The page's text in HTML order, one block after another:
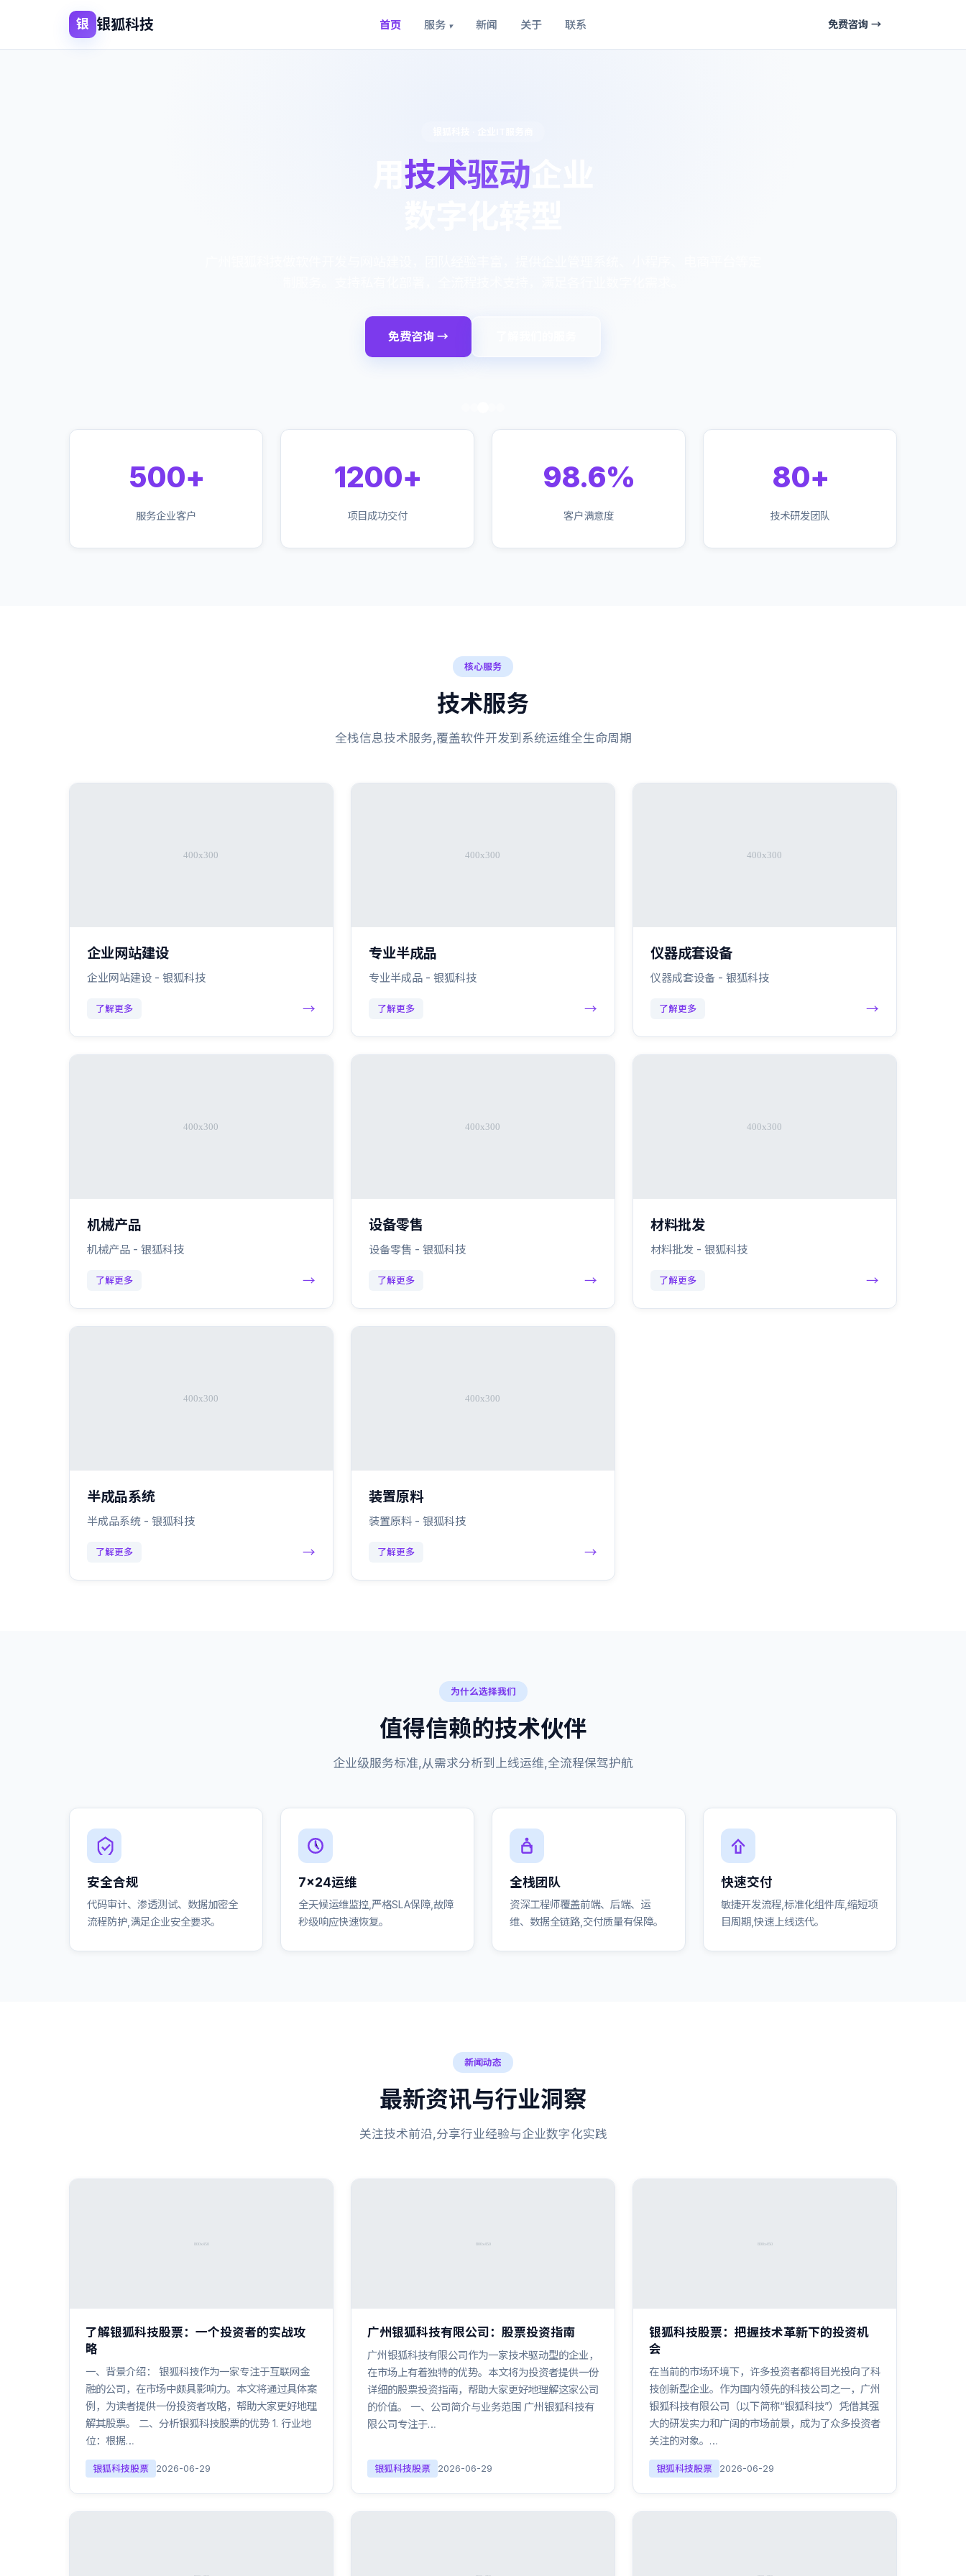
银 银狐科技 首页 服务 ▾ 新闻 关于 联系 免费咨询 →
技术驱动
免费咨询 →
500+
服务企业客户
1200+
项目成功交付
98.6%
客户满意度
80+
技术研发团队
核心服务
技术服务
全栈信息技术服务,覆盖软件开发到系统运维全生命周期
企业网站建设
企业网站建设 - 银狐科技
了解更多 →
专业半成品
专业半成品 - 银狐科技
了解更多 →
仪器成套设备
仪器成套设备 - 银狐科技
了解更多 →
机械产品
机械产品 - 银狐科技
了解更多 →
设备零售
设备零售 - 银狐科技
了解更多 →
材料批发
材料批发 - 银狐科技
了解更多 →
半成品系统
半成品系统 - 银狐科技
了解更多 →
装置原料
装置原料 - 银狐科技
了解更多 →
为什么选择我们
值得信赖的技术伙伴
企业级服务标准,从需求分析到上线运维,全流程保驾护航
安全合规
代码审计、渗透测试、数据加密全
流程防护,满足企业安全要求。
7×24运维
全天候运维监控,严格SLA保障,故障
秒级响应快速恢复。
全栈团队
资深工程师覆盖前端、后端、运
维、数据全链路,交付质量有保障。
快速交付
敏捷开发流程,标准化组件库,缩短项
目周期,快速上线迭代。
新闻动态
最新资讯与行业洞察
关注技术前沿,分享行业经验与企业数字化实践
了解银狐科技股票：一个投资者的实战攻
略
一、背景介绍： 银狐科技作为一家专注于互联网金
融的公司，在市场中颇具影响力。本文将通过具体案
例，为读者提供一份投资者攻略，帮助大家更好地理
解其股票。 二、分析银狐科技股票的优势 1. 行业地
位：根据…
银狐科技股票 2026-06-29
广州银狐科技有限公司：股票投资指南
广州银狐科技有限公司作为一家技术驱动型的企业，
在市场上有着独特的优势。本文将为投资者提供一份
详细的股票投资指南，帮助大家更好地理解这家公司
的价值。 一、公司简介与业务范围 广州银狐科技有
限公司专注于…
银狐科技股票 2026-06-29
银狐科技股票：把握技术革新下的投资机
会
在当前的市场环境下，许多投资者都将目光投向了科
技创新型企业。作为国内领先的科技公司之一，广州
银狐科技有限公司（以下简称“银狐科技”）凭借其强
大的研发实力和广阔的市场前景，成为了众多投资者
关注的对象。…
银狐科技股票 2026-06-29